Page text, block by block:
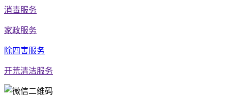
消毒服务
家政服务
除四害服务
开荒清洁服务